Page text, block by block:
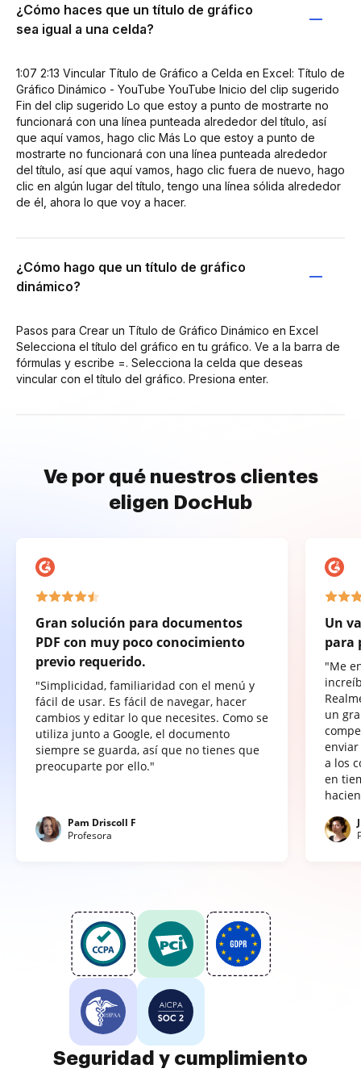
¿Cómo haces que un título de gráfico
sea igual a una celda?
1:07 2:13 Vincular Título de Gráfico a Celda en Excel: Título de
Gráfico Dinámico - YouTube YouTube Inicio del clip sugerido
Fin del clip sugerido Lo que estoy a punto de mostrarte no
funcionará con una línea punteada alrededor del título, así
que aquí vamos, hago clic Más Lo que estoy a punto de
mostrarte no funcionará con una línea punteada alrededor
del título, así que aquí vamos, hago clic fuera de nuevo, hago
clic en algún lugar del título, tengo una línea sólida alrededor
de él, ahora lo que voy a hacer.
¿Cómo hago que un título de gráfico
dinámico?
Pasos para Crear un Título de Gráfico Dinámico en Excel
Selecciona el título del gráfico en tu gráfico. Ve a la barra de
fórmulas y escribe =. Selecciona la celda que deseas
vincular con el título del gráfico. Presiona enter.
Ve por qué nuestros clientes
eligen DocHub
Gran solución para documentos
PDF con muy poco conocimiento
previo requerido.
"Simplicidad, familiaridad con el menú y
fácil de usar. Es fácil de navegar, hacer
cambios y editar lo que necesites. Como se
utiliza junto a Google, el documento
siempre se guarda, así que no tienes que
preocuparte por ello."
Pam Driscoll F
Profesora
Un
para
"Me
un
a los
en
Seguridad y cumplimiento